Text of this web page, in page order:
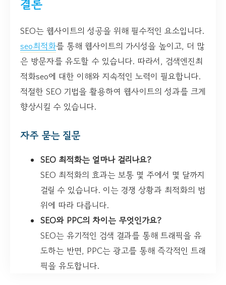
결론
SEO는 웹사이트의 성공을 위해 필수적인 요소입니다.
seo최적화를 통해 웹사이트의 가시성을 높이고, 더 많
은 방문자를 유도할 수 있습니다. 따라서, 검색엔진최
적화seo에 대한 이해와 지속적인 노력이 필요합니다.
적절한 SEO 기법을 활용하여 웹사이트의 성과를 크게
향상시킬 수 있습니다.
자주 묻는 질문
SEO 최적화는 얼마나 걸리나요?
SEO 최적화의 효과는 보통 몇 주에서 몇 달까지
걸릴 수 있습니다. 이는 경쟁 상황과 최적화의 범
위에 따라 다릅니다.
SEO와 PPC의 차이는 무엇인가요?
SEO는 유기적인 검색 결과를 통해 트래픽을 유
도하는 반면, PPC는 광고를 통해 즉각적인 트래
픽을 유도합니다.